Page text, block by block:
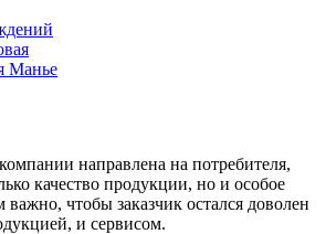
Манье
направлена на потребителя,
качество продукции, но и особое
чтобы заказчик остался доволен
и сервисом.